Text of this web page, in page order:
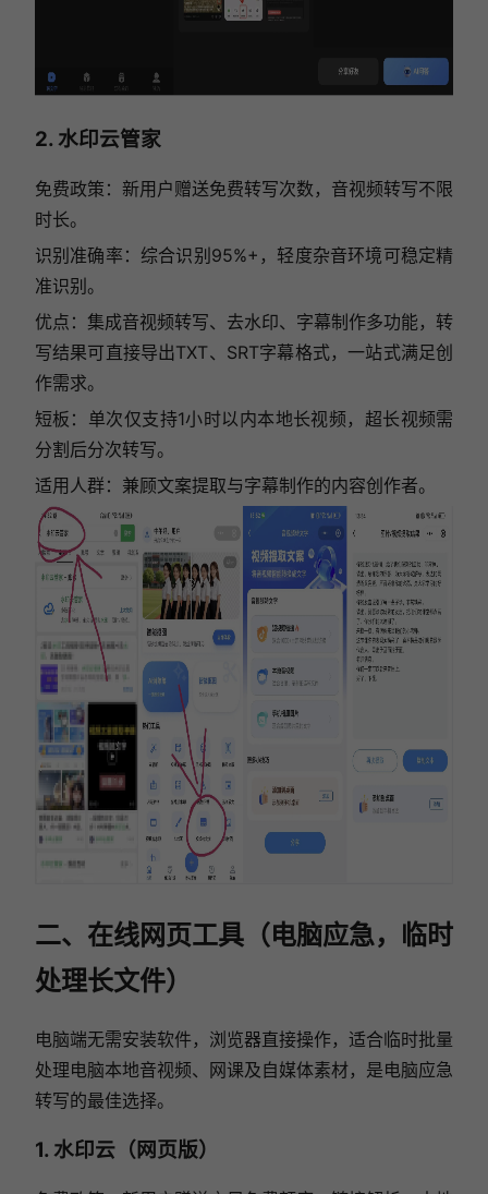
2. 水印云管家
免费政策：新用户赠送免费转写次数，音视频转写不限
时长。
识别准确率：综合识别95%+，轻度杂音环境可稳定精
准识别。
优点：集成音视频转写、去水印、字幕制作多功能，转
写结果可直接导出TXT、SRT字幕格式，一站式满足创
作需求。
短板：单次仅支持1小时以内本地长视频，超长视频需
分割后分次转写。
适用人群：兼顾文案提取与字幕制作的内容创作者。
二、在线网页工具（电脑应急，临时
处理长文件）
电脑端无需安装软件，浏览器直接操作，适合临时批量
处理电脑本地音视频、网课及自媒体素材，是电脑应急
转写的最佳选择。
1. 水印云（网页版）